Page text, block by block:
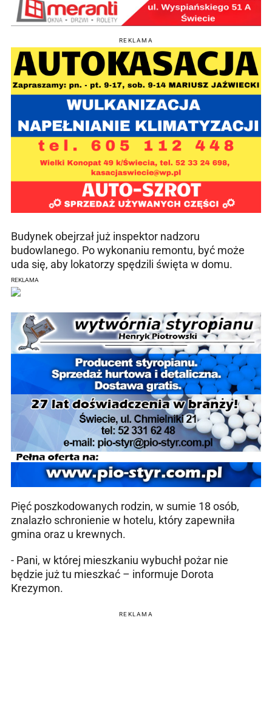
REKLAMA
Budynek obejrzał już inspektor nadzoru
budowlanego. Po wykonaniu remontu, być może
uda się, aby lokatorzy spędzili święta w domu.
REKLAMA
Pięć poszkodowanych rodzin, w sumie 18 osób,
znalazło schronienie w hotelu, który zapewniła
gmina oraz u krewnych.
- Pani, w której mieszkaniu wybuchł pożar nie
będzie już tu mieszkać – informuje Dorota
Krezymon.
REKLAMA